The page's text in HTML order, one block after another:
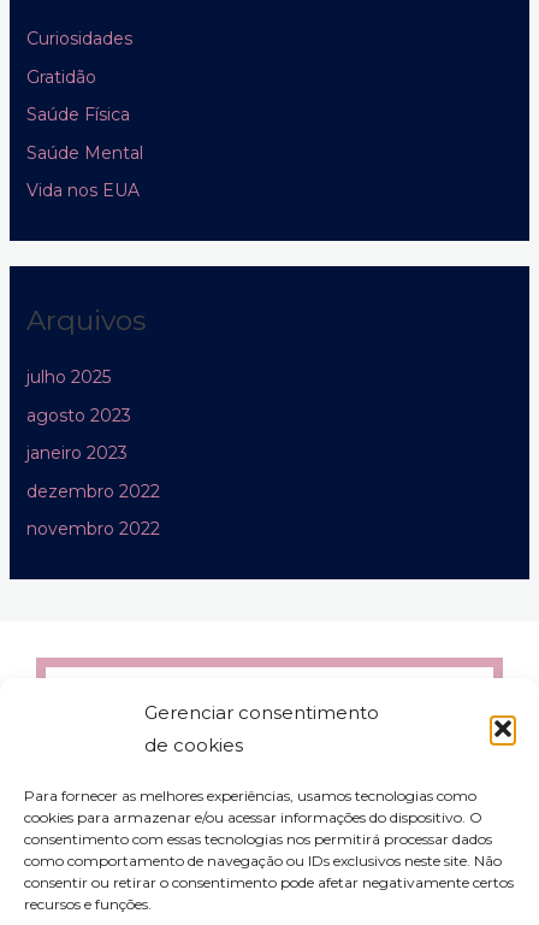
Gerenciar consentimento
de cookies
Para fornecer as melhores experiências, usamos tecnologias como
cookies para armazenar e/ou acessar informações do dispositivo. O
consentimento com essas tecnologias nos permitirá processar dados
como comportamento de navegação ou IDs exclusivos neste site. Não
consentir ou retirar o consentimento pode afetar negativamente certos
recursos e funções.
Curiosidades
Gratidão
Saúde Física
Saúde Mental
Vida nos EUA
Arquivos
julho 2025
agosto 2023
janeiro 2023
dezembro 2022
novembro 2022